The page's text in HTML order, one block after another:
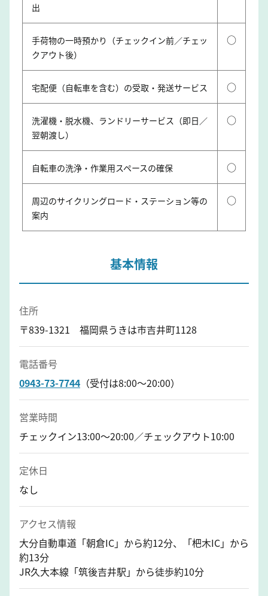
出
手荷物の一時預かり（チェックイン前／チェッ
クアウト後）
○
宅配便（自転車を含む）の受取・発送サービス ○
洗濯機・脱水機、ランドリーサービス（即日／
翌朝渡し）
○
自転車の洗浄・作業用スペースの確保 ○
周辺のサイクリングロード・ステーション等の
案内
○
基本情報
住所
〒839-1321 福岡県うきは市吉井町1128
電話番号
0943-73-7744 （受付は8:00～20:00）
営業時間
チェックイン13:00～20:00／チェックアウト10:00
定休日
なし
アクセス情報
大分自動車道「朝倉IC」から約12分、「杷木IC」から
約13分
JR久大本線「筑後吉井駅」から徒歩約10分